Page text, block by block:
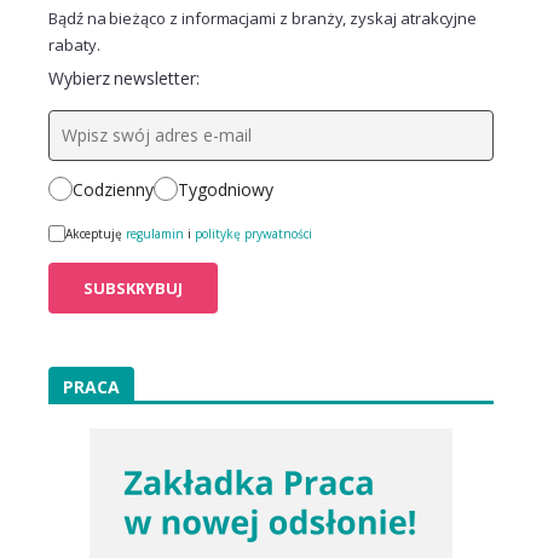
Bądź na bieżąco z informacjami z branży, zyskaj atrakcyjne
rabaty.
Wybierz newsletter:
Codzienny Tygodniowy
Akceptuję regulamin i politykę prywatności
PRACA